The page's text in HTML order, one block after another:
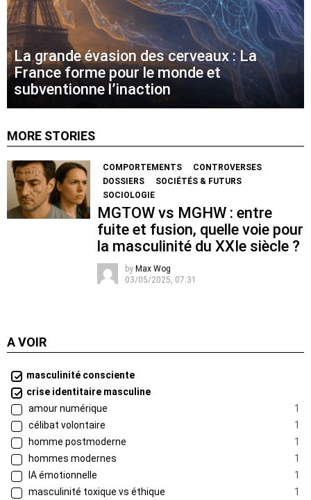
La grande évasion des cerveaux : La
France forme pour le monde et
subventionne l’inaction
MORE STORIES
COMPORTEMENTS
CONTROVERSES
DOSSIERS
SOCIÉTÉS & FUTURS
SOCIOLOGIE
MGTOW vs MGHW : entre
fuite et fusion, quelle voie pour
la masculinité du XXIe siècle ?
by Max Wog
03/05/2025, 07:31
A VOIR
masculinité consciente
crise identitaire masculine
amour numérique
1
célibat volontaire
1
homme postmoderne
1
hommes modernes
1
IA émotionnelle
1
masculinité toxique vs éthique
1